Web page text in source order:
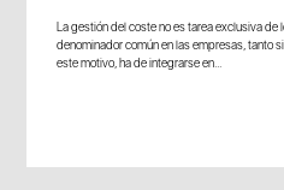
La gestión del coste no es tarea exclusiva
denominador común en las empresas, tanto
este motivo, ha de integrarse en...